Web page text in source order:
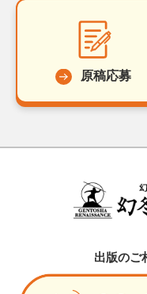
原稿応募
出版のご